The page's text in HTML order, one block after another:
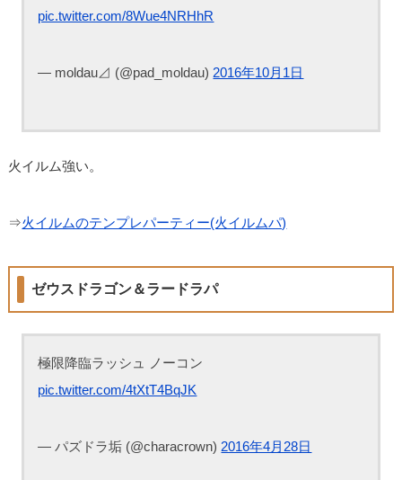
pic.twitter.com/8Wue4NRHhR
— moldau⊿ (@pad_moldau) 2016年10月1日
火イルム強い。
⇒火イルムのテンプレパーティー(火イルムパ)
ゼウスドラゴン＆ラードラパ
極限降臨ラッシュ ノーコン
pic.twitter.com/4tXtT4BqJK
— パズドラ垢 (@characrown)2016年4月28日